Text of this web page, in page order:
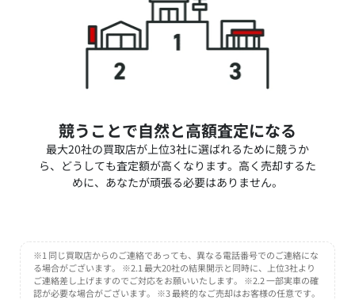
競うことで自然と高額査定になる
最大20社の買取店が上位3社に選ばれるために競うか
ら、どうしても査定額が高くなります。高く売却するた
めに、あなたが頑張る必要はありません。
※1 同じ買取店からのご連絡であっても、異なる電話番号でのご連絡にな
る場合がございます。 ※2.1 最大20社の結果開示と同時に、上位3社より
ご連絡差し上げますのでご対応をお願いいたします。 ※2.2 一部実車の確
認が必要な場合がございます。 ※3 最終的なご売却はお客様の任意です。